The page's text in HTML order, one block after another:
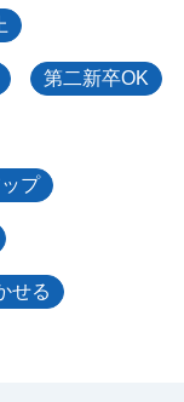
第二新卒OK
プ
せる